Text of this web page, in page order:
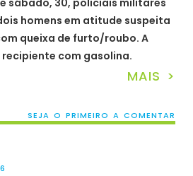
sábado, 30, policiais militares
homens em atitude suspeita
queixa de furto/roubo. A
com gasolina.
MAIS >
SEJA O PRIMEIRO A COMENTAR